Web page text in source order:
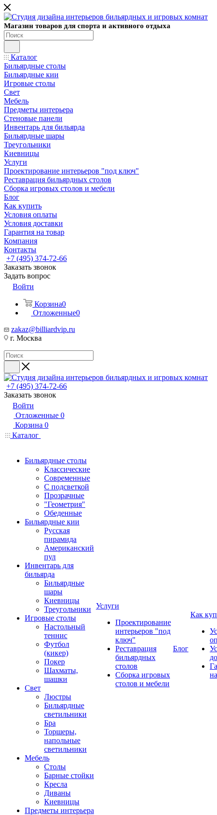
Магазин товаров для спорта и активного отдыха
Каталог
Бильярдные столы
Бильярдные кии
Игровые столы
Свет
Мебель
Предметы интерьера
Стеновые панели
Инвентарь для бильярда
Бильярдные шары
Треугольники
Киевницы
Услуги
Проектирование интерьеров "под ключ"
Реставрация бильярдных столов
Сборка игровых столов и мебели
Блог
Как купить
Условия оплаты
Условия доставки
Гарантия на товар
Компания
Контакты
+7 (495) 374-72-66
Заказать звонок
Задать вопрос
Войти
Корзина0
Отложенные0
zakaz@billiardvip.ru
г. Москва
+7 (495) 374-72-66
Заказать звонок
Войти
Отложенные 0
Корзина 0
Каталог
Бильярдные столы
Классические
Современные
С подсветкой
Прозрачные
"Геометрия"
Обеденные
Бильярдные кии
Русская
пирамида
Американский
пул
Инвентарь для
бильярда
Бильярдные
шары
Киевницы
Треугольники
Игровые столы
Настольный
теннис
Футбол
(кикер)
Покер
Шахматы,
шашки
Свет
Люстры
Бильярдные
светильники
Бра
Торшеры,
напольные
светильники
Мебель
Столы
Барные стойки
Кресла
Диваны
Киевницы
Предметы интерьера
Услуги
Проектирование
интерьеров "под
ключ"
Реставрация
бильярдных
столов
Сборка игровых
столов и мебели
Блог
Как